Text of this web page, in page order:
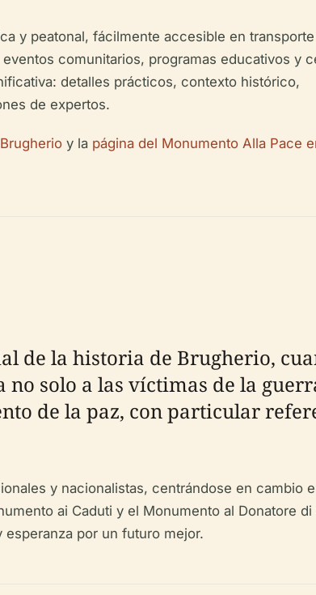
y peatonal, fácilmente accesible en
comunitarios, programas educativos y
detalles prácticos, contexto histórico,
de expertos.
y la página del Monumento Alla Pace
de la historia de Brugherio,
solo a las víctimas de la
de la paz, con particular
y nacionalistas, centrándose en cambio
ai Caduti y el Monumento al Donatore
por un futuro mejor.